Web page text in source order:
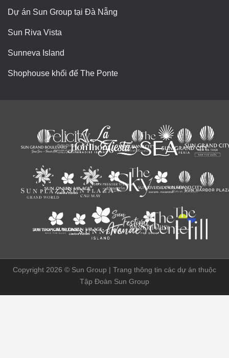
Dự án Sun Group tại Đà Nẵng
Sun Riva Vista
Sunneva Island
Shophouse khối đế The Ponte
Copyright 2026 © Sun Group | Trang thông tin các dự án thuộc
Tập Đoàn Sun Group